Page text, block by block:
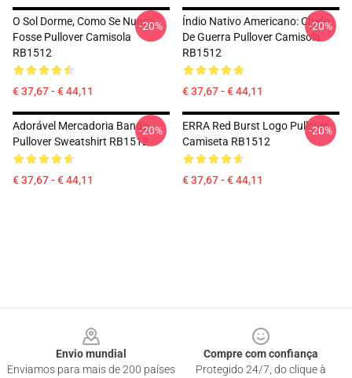
O Sol Dorme, Como Se Nunca
Fosse Pullover Camisola
RB1512
€ 37,67 - € 44,11
-20%
Índio Nativo Americano: Chefe
De Guerra Pullover Camisola
RB1512
€ 37,67 - € 44,11
-20%
Adorável Mercadoria Banda
Pullover Sweatshirt RB1512
€ 37,67 - € 44,11
-20%
ERRA Red Burst Logo Pullover
Camiseta RB1512
€ 37,67 - € 44,11
-20%
Envio mundial
Enviamos para mais de 200 países
Compre com confiança
Protegido 24/7, do clique à